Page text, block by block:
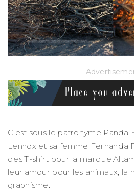
–
C’est sous le patronyme Panda
Lennox et sa femme Fernanda
des T-shirt pour la marque
leur amour pour les animaux, la
graphisme.